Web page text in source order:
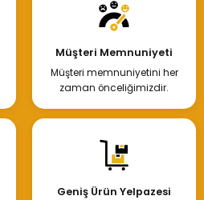
Müşteri Memnuniyeti
Müşteri memnuniyetini her
zaman önceliğimizdir.
Geniş Ürün Yelpazesi